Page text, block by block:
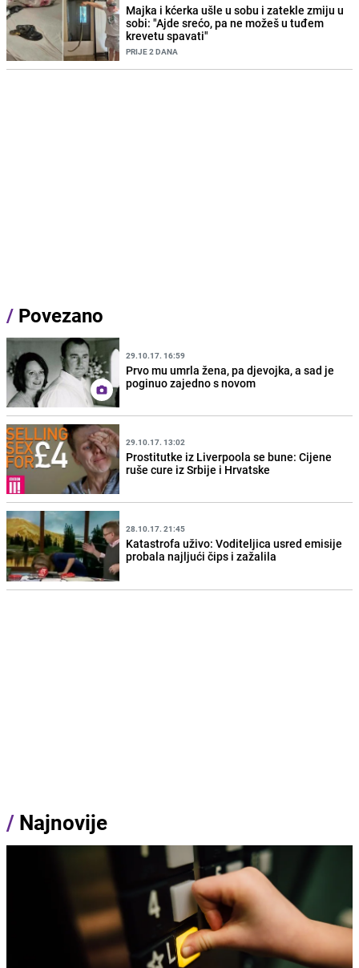
Majka i kćerka ušle u sobu i zatekle zmiju u
sobi: "Ajde srećo, pa ne možeš u tuđem
krevetu spavati"
PRIJE 2 DANA
/ Povezano
29.10.17. 16:59
Prvo mu umrla žena, pa djevojka, a sad je
poginuo zajedno s novom
29.10.17. 13:02
Prostitutke iz Liverpoola se bune: Cijene
ruše cure iz Srbije i Hrvatske
28.10.17. 21:45
Katastrofa uživo: Voditeljica usred emisije
probala najljući čips i zažalila
/ Najnovije